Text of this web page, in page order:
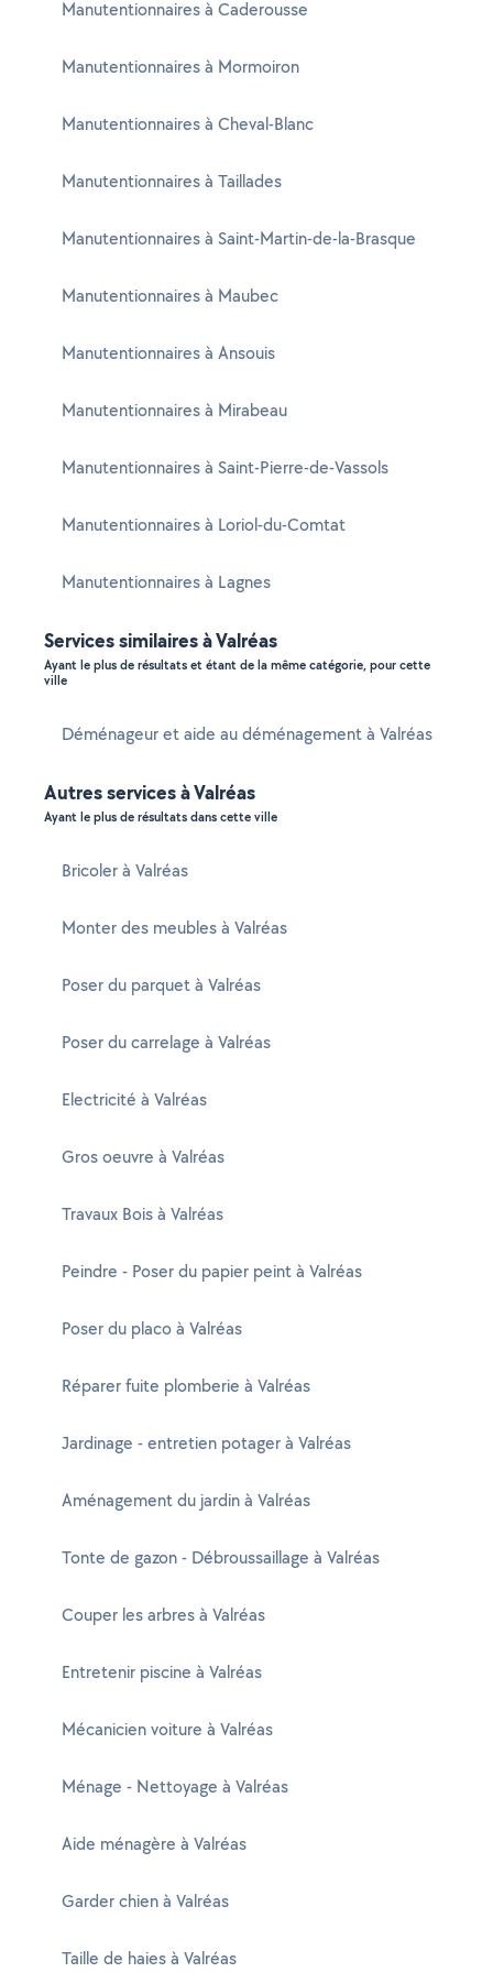
Manutentionnaires à Caderousse
Manutentionnaires à Mormoiron
Manutentionnaires à Cheval-Blanc
Manutentionnaires à Taillades
Manutentionnaires à Saint-Martin-de-la-Brasque
Manutentionnaires à Maubec
Manutentionnaires à Ansouis
Manutentionnaires à Mirabeau
Manutentionnaires à Saint-Pierre-de-Vassols
Manutentionnaires à Loriol-du-Comtat
Manutentionnaires à Lagnes
Services similaires à Valréas
Ayant le plus de résultats et étant de la même catégorie, pour cette
ville
Déménageur et aide au déménagement à Valréas
Autres services à Valréas
Ayant le plus de résultats dans cette ville
Bricoler à Valréas
Monter des meubles à Valréas
Poser du parquet à Valréas
Poser du carrelage à Valréas
Electricité à Valréas
Gros oeuvre à Valréas
Travaux Bois à Valréas
Peindre - Poser du papier peint à Valréas
Poser du placo à Valréas
Réparer fuite plomberie à Valréas
Jardinage - entretien potager à Valréas
Aménagement du jardin à Valréas
Tonte de gazon - Débroussaillage à Valréas
Couper les arbres à Valréas
Entretenir piscine à Valréas
Mécanicien voiture à Valréas
Ménage - Nettoyage à Valréas
Aide ménagère à Valréas
Garder chien à Valréas
Taille de haies à Valréas